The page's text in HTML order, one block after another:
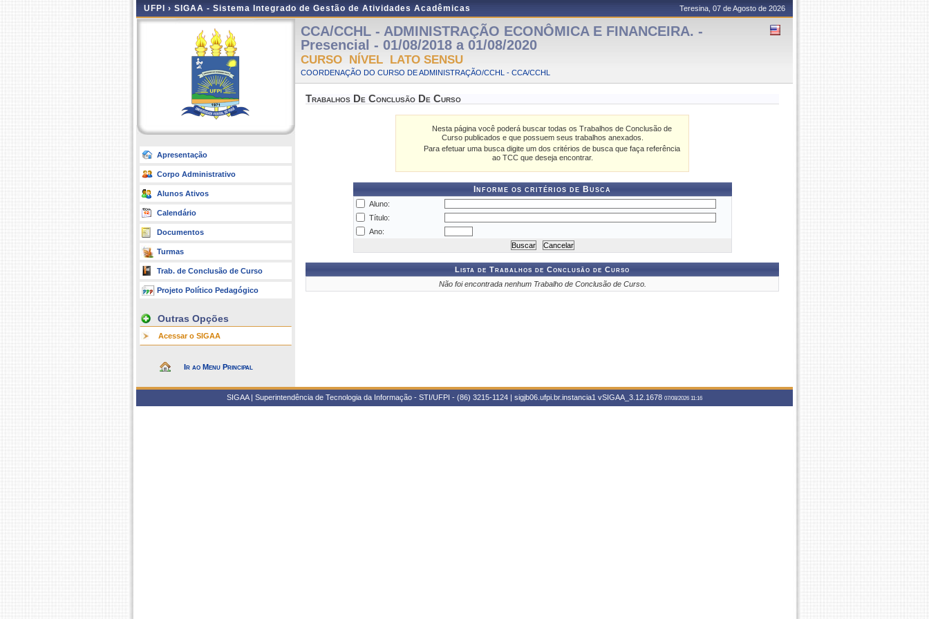
UFPI › SIGAA - Sistema Integrado de Gestão de Atividades Acadêmicas Teresina, 07 de Agosto de 2026
Apresentação
Corpo Administrativo
Alunos Ativos
Calendário
Documentos
Turmas
Trab. de Conclusão de Curso
Projeto Político Pedagógico
Outras Opções
Acessar o SIGAA
Ir ao Menu Principal
CCA/CCHL - ADMINISTRAÇÃO ECONÔMICA E FINANCEIRA. -
Presencial - 01/08/2018 a 01/08/2020
CURSO NÍVEL LATO SENSU
COORDENAÇÃO DO CURSO DE ADMINISTRAÇÃO/CCHL - CCA/CCHL
Trabalhos De Conclusão De Curso
Nesta página você poderá buscar todas os Trabalhos de Conclusão de
Curso publicados e que possuem seus trabalhos anexados.
Para efetuar uma busca digite um dos critérios de busca que faça referência
ao TCC que deseja encontrar.
Informe os critérios de Busca
Aluno:
Título:
Ano:
Lista de Trabalhos de Conclusão de Curso
Não foi encontrada nenhum Trabalho de Conclusão de Curso.
SIGAA | Superintendência de Tecnologia da Informação - STI/UFPI - (86) 3215-1124 | sigjb06.ufpi.br.instancia1 vSIGAA_3.12.1678 07/08/2026 11:16